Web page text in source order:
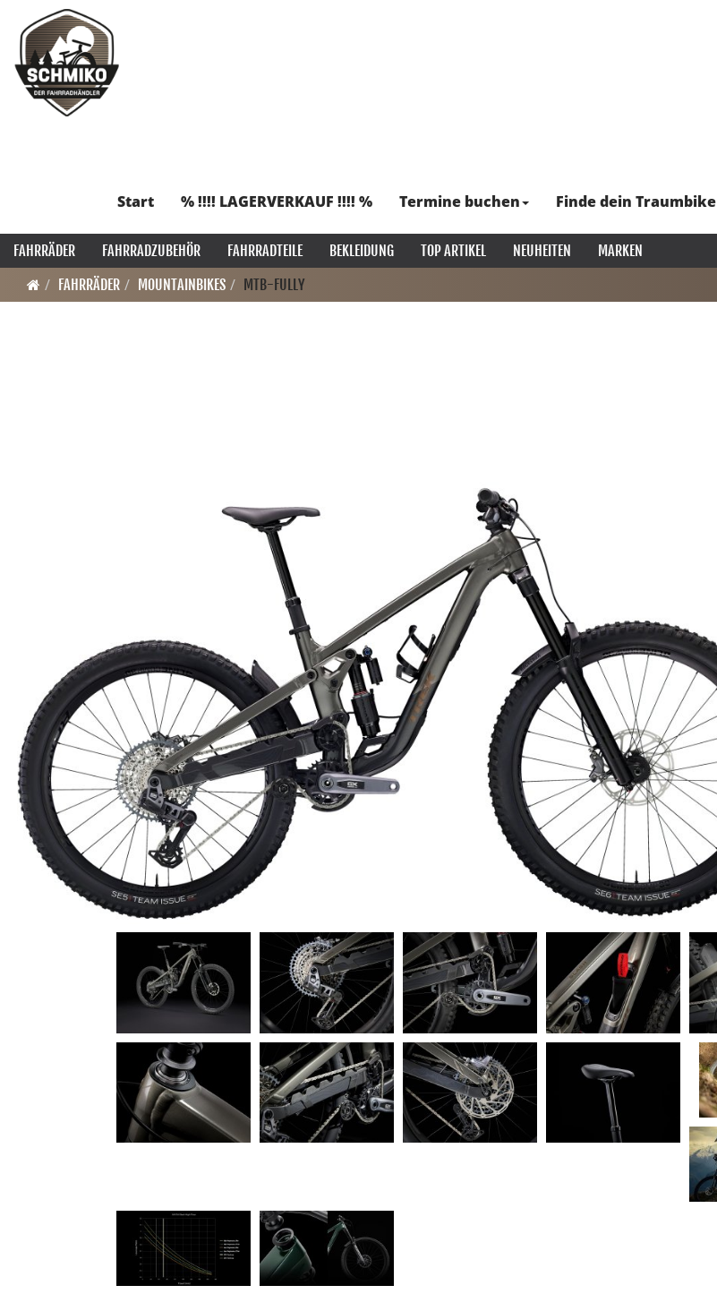
Start % !!!! LAGERVERKAUF !!!! % Termine buchen Finde dein Traumbike
FAHRRÄDER FAHRRADZUBEHÖR FAHRRADTEILE BEKLEIDUNG TOP ARTIKEL NEUHEITEN
MARKEN
FAHRRÄDER
MOUNTAINBIKES MTB-FULLY